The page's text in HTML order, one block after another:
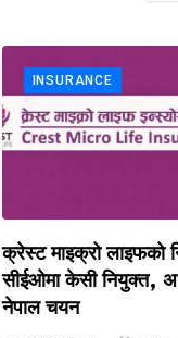
INSURANCE
यूनाइटेड अजोड
सीईओ भट्टराईको
स्वीकृत, रेना रिजाललाई